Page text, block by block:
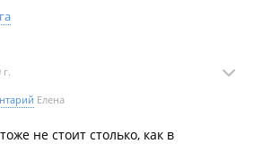
Елена
не стоит столько, как в